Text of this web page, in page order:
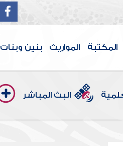
المكتبة المواريث بنين وبنات
البث المباشر